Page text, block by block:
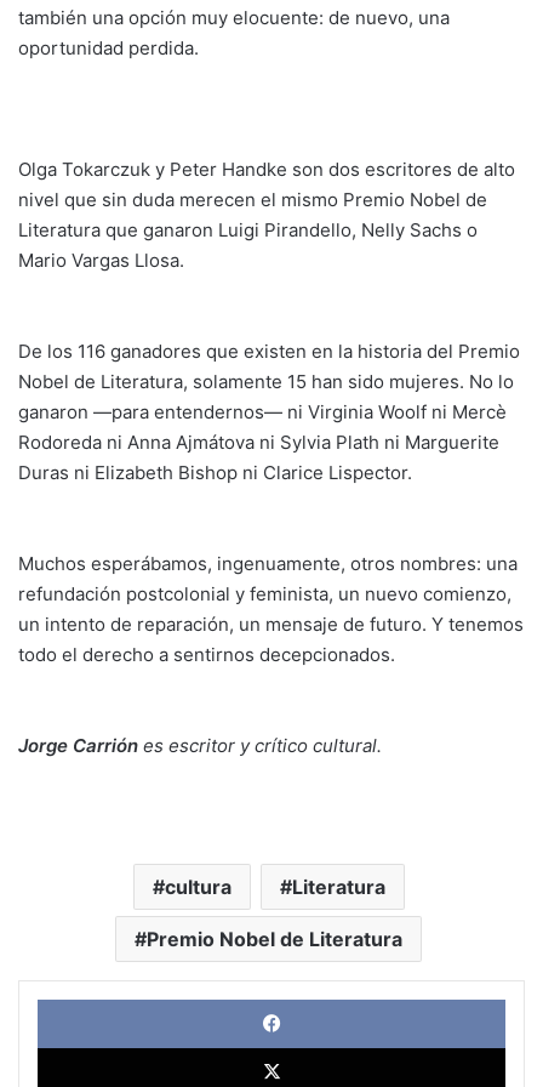
también una opción muy elocuente: de nuevo, una
oportunidad perdida.
Olga Tokarczuk y Peter Handke son dos escritores de alto
nivel que sin duda merecen el mismo Premio Nobel de
Literatura que ganaron Luigi Pirandello, Nelly Sachs o
Mario Vargas Llosa.
De los 116 ganadores que existen en la historia del Premio
Nobel de Literatura, solamente 15 han sido mujeres. No lo
ganaron —para entendernos— ni Virginia Woolf ni Mercè
Rodoreda ni Anna Ajmátova ni Sylvia Plath ni Marguerite
Duras ni Elizabeth Bishop ni Clarice Lispector.
Muchos esperábamos, ingenuamente, otros nombres: una
refundación postcolonial y feminista, un nuevo comienzo,
un intento de reparación, un mensaje de futuro. Y tenemos
todo el derecho a sentirnos decepcionados.
Jorge Carrión es escritor y crítico cultural.
cultura Literatura
Premio Nobel de Literatura
X